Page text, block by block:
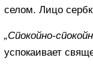
селом. Лицо
„Спокойно-
успокаивает